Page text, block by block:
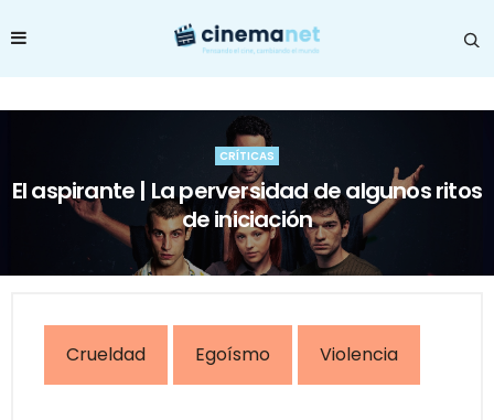
CRÍTICAS
El aspirante | La perversidad de algunos ritos
de iniciación
Crueldad Egoísmo Violencia